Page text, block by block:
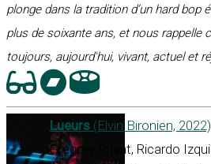
plonge dans la tradition d’un hard bop
plus de soixante ans, et nous rappelle
toujours, aujourd'hui, vivant, actuel et
Lueurs (Elvin Bironien, 2022)
Gregory Privat, Ricardo